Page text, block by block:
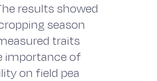
results showed
season
traits
importance of
on field pea